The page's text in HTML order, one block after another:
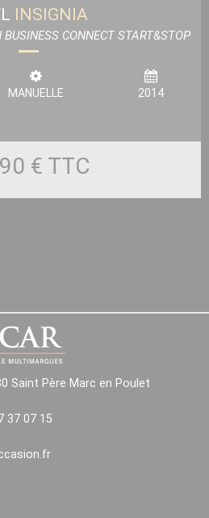
INSIGNIA
CONNECT START&STOP
5P
MANUELLE 2014
€ TTC
Saint Père Marc en Poulet
37 07 15